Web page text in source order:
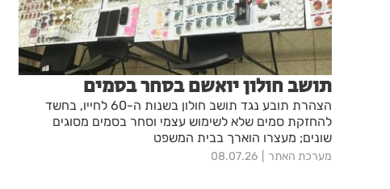
תושב חולון יואשם בסחר בסמים
הצהרת תובע נגד תושב חולון בשנות ה-60 לחייו, בחשד
להחזקת סמים שלא לשימוש עצמי וסחר בסמים מסוגים
שונים; מעצרו הוארך בבית המשפט
מערכת האתר 08.07.26